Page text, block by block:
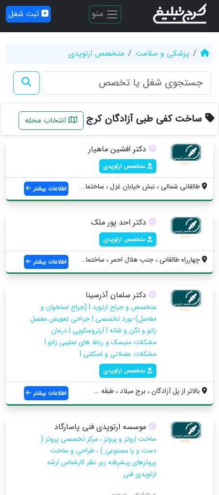
منو ثبت شغل
پزشکی و سلامت متخصص ارتوپدی
ساخت کفی طبی آزادگان کرج انتخاب محله
دکتر افشین ماهیار
متخصص ارتوپدی
طالقانی شمالی ، نبش خیابان غزل ، ساختمان... اطلاعات بیشتر
دکتر احد پور ملک
متخصص ارتوپدی
چهارراه طالقانی ، جنب هلال احمر ، ساختما... اطلاعات بیشتر
دکتر سلمان آذرسینا
‎متخصص و جراح ارتوپد | (جراح استخوان و
مفاصل)-بورد تخصصی | جراحی تعویض مفصل
زانو و لگن و شانه | آرتروسکوپی | درمان
مشکلات منیسک و رباط های صلیبی زانو |
مشکلات عضلانی و اسکلتی |
متخصص ارتوپدی
بالاتر از پل آزادگان ، برج میلاد ، طبقه ... اطلاعات بیشتر
موسسه ارتوپدی فنی پاسارگاد
ساخت اروتز و پروتز ، مرکز تخصصی پروتز (
دست و پا مصنوعی ) ، طراحی و ساخت
پروتزهای پیشرفته زیر نظر کارشناس ارشد
ارتوپدی فنی